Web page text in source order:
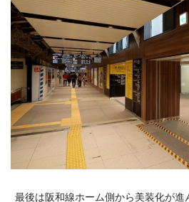
最後は阪和線ホーム側から美装化が進